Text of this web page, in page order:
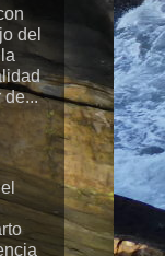
del
de...